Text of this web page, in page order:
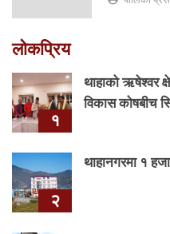
लोकप्रिय
१
थाहाको ऋषेश्वर
विकास कोषबीच
२
थाहानगरमा १